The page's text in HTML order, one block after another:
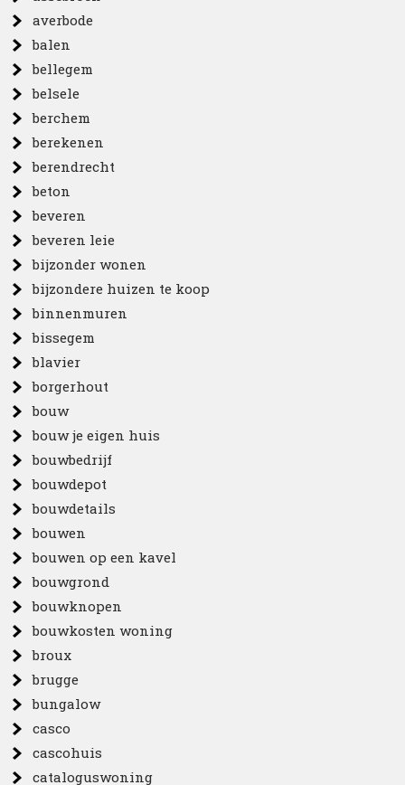
averbode
balen
bellegem
belsele
berchem
berekenen
berendrecht
beton
beveren
beveren leie
bijzonder wonen
bijzondere huizen te koop
binnenmuren
bissegem
blavier
borgerhout
bouw
bouw je eigen huis
bouwbedrijf
bouwdepot
bouwdetails
bouwen
bouwen op een kavel
bouwgrond
bouwknopen
bouwkosten woning
broux
brugge
bungalow
casco
cascohuis
cataloguswoning